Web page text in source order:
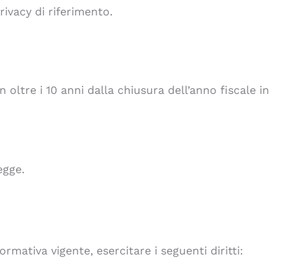
di riferimento.
i 10 anni dalla chiusura dell’anno fiscale in
vigente, esercitare i seguenti diritti: